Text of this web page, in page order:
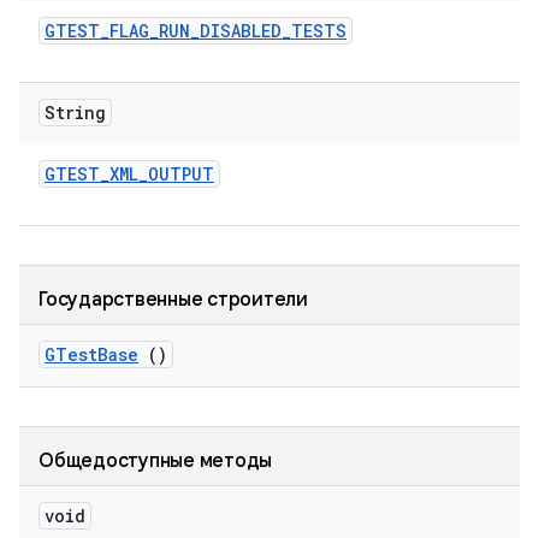
GTEST_FLAG_RUN_DISABLED_TESTS
String
GTEST_XML_OUTPUT
Государственные строители
GTestBase ()
Общедоступные методы
void